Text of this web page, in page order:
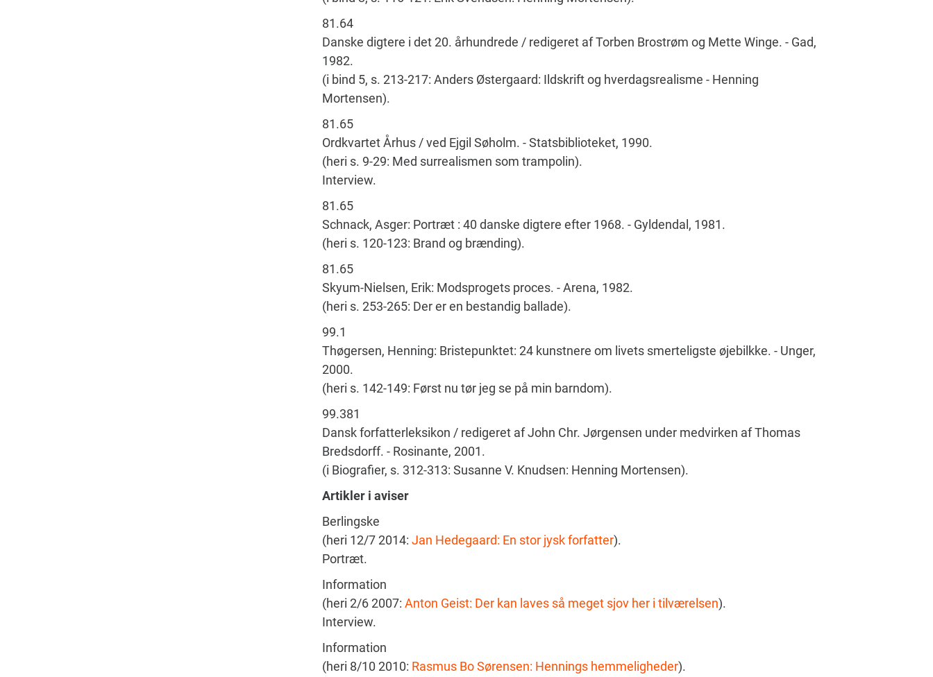
81.64
Danske digtere i det 20. århundrede / redigeret af Torben Brostrøm og Mette Winge. - Gad,
1982.
(i bind 5, s. 213-217: Anders Østergaard: Ildskrift og hverdagsrealisme - Henning
Mortensen).
81.65
Ordkvartet Århus / ved Ejgil Søholm. - Statsbiblioteket, 1990.
(heri s. 9-29: Med surrealismen som trampolin).
Interview.
81.65
Schnack, Asger: Portræt : 40 danske digtere efter 1968. - Gyldendal, 1981.
(heri s. 120-123: Brand og brænding).
81.65
Skyum-Nielsen, Erik: Modsprogets proces. - Arena, 1982.
(heri s. 253-265: Der er en bestandig ballade).
99.1
Thøgersen, Henning: Bristepunktet: 24 kunstnere om livets smerteligste øjebilkke. - Unger,
2000.
(heri s. 142-149: Først nu tør jeg se på min barndom).
99.381
Dansk forfatterleksikon / redigeret af John Chr. Jørgensen under medvirken af Thomas
Bredsdorff. - Rosinante, 2001.
(i Biografier, s. 312-313: Susanne V. Knudsen: Henning Mortensen).
Artikler i aviser
Berlingske
(heri 12/7 2014: Jan Hedegaard: En stor jysk forfatter).
Portræt.
Information
(heri 2/6 2007: Anton Geist: Der kan laves så meget sjov her i tilværelsen).
Interview.
Information
(heri 8/10 2010: Rasmus Bo Sørensen: Hennings hemmeligheder).